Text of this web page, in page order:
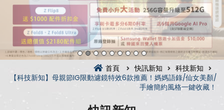
首頁 快訊新知
科技新知
【科技新知】母親節IG限動濾鏡特效6款推薦！媽媽語錄/仙女美顏/
手繪簡約風格一鍵收藏！